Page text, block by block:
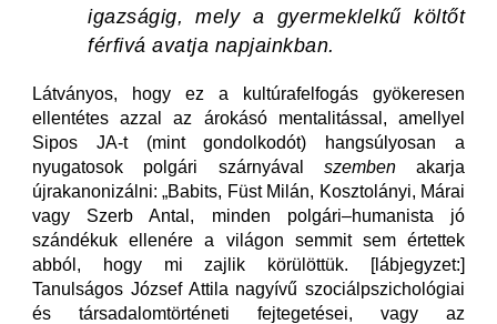
igazságig, mely a gyermeklelkű költőt
férfivá avatja napjainkban.
Látványos, hogy ez a kultúrafelfogás gyökeresen
ellentétes azzal az árokásó mentalitással, amellyel
Sipos JA-t (mint gondolkodót) hangsúlyosan a
nyugatosok polgári szárnyával szemben akarja
újrakanonizálni: „Babits, Füst Milán, Kosztolányi, Márai
vagy Szerb Antal, minden polgári–humanista jó
szándékuk ellenére a világon semmit sem értettek
abból, hogy mi zajlik körülöttük. [lábjegyzet:]
Tanulságos József Attila nagyívű szociálpszichológiai
és társadalomtörténeti fejtegetései, vagy az